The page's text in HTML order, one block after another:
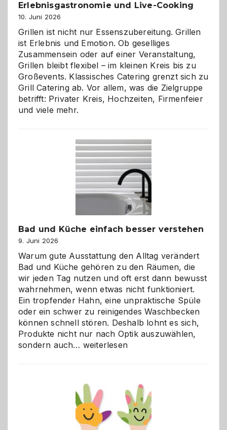
Erlebnisgastronomie und Live-Cooking
10. Juni 2026
Grillen ist nicht nur Essenszubereitung. Grillen
ist Erlebnis und Emotion. Ob geselliges
Zusammensein oder auf einer Veranstaltung,
Grillen bleibt flexibel – im kleinen Kreis bis zu
Großevents. Klassisches Catering grenzt sich zu
Grill Catering ab. Vor allem, was die Zielgruppe
betrifft: Privater Kreis, Hochzeiten, Firmenfeier
und viele mehr.
Bad und Küche einfach besser verstehen
9. Juni 2026
Warum gute Ausstattung den Alltag verändert
Bad und Küche gehören zu den Räumen, die
wir jeden Tag nutzen und oft erst dann bewusst
wahrnehmen, wenn etwas nicht funktioniert.
Ein tropfender Hahn, eine unpraktische Spüle
oder ein schwer zu reinigendes Waschbecken
können schnell stören. Deshalb lohnt es sich,
Produkte nicht nur nach Optik auszuwählen,
sondern auch… Bad
besser
verstehen
weiterlesen